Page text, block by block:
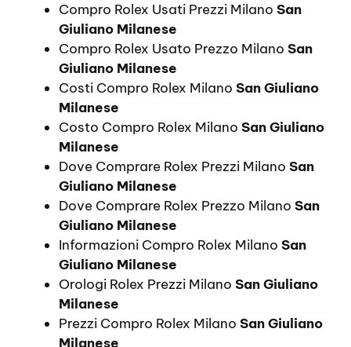
Compro Rolex Usati Prezzi Milano San
Giuliano Milanese
Compro Rolex Usato Prezzo Milano San
Giuliano Milanese
Costi Compro Rolex Milano San Giuliano
Milanese
Costo Compro Rolex Milano San Giuliano
Milanese
Dove Comprare Rolex Prezzi Milano San
Giuliano Milanese
Dove Comprare Rolex Prezzo Milano San
Giuliano Milanese
Informazioni Compro Rolex Milano San
Giuliano Milanese
Orologi Rolex Prezzi Milano San Giuliano
Milanese
Prezzi Compro Rolex Milano San Giuliano
Milanese